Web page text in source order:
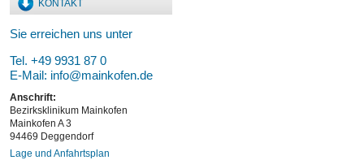
KONTAKT
Sie erreichen uns unter
Tel. +49 9931 87 0
E-Mail: info@mainkofen.de
Anschrift:
Bezirksklinikum Mainkofen
Mainkofen A 3
94469 Deggendorf
Lage und Anfahrtsplan